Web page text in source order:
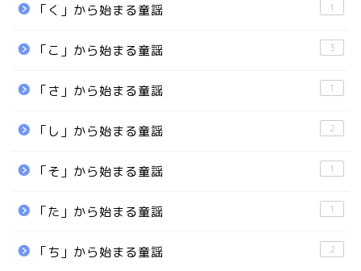
「く」から始まる童謡 1
「こ」から始まる童謡 3
「さ」から始まる童謡 1
「し」から始まる童謡 2
「そ」から始まる童謡 1
「た」から始まる童謡 1
「ち」から始まる童謡 2